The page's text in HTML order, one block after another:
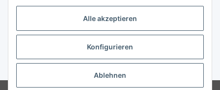
Alle akzeptieren
Konfigurieren
Ablehnen
Vertrag widerrufen